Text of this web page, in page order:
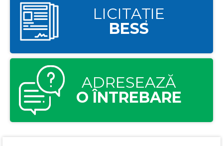
LICITAȚIE
BESS
ADRESEAZĂ
O ÎNTREBARE